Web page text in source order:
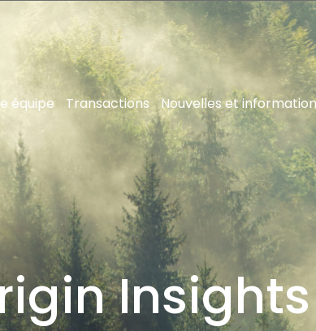
équipe Transactions Nouvelles et
Insights